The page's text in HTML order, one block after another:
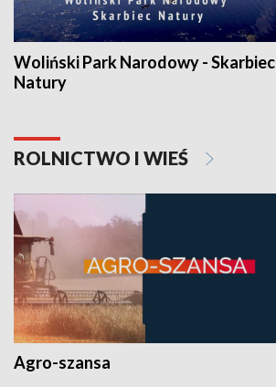
Woliński Park Narodowy - Skarbiec
Natury
ROLNICTWO I WIEŚ
Agro-szansa